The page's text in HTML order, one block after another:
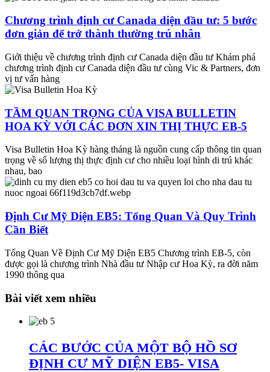
Chương trình định cư Canada diện đầu tư: 5 bước
đơn giản để trở thành thường trú nhân
Giới thiệu về chương trình định cư Canada diện đầu tư Khám phá
chương trình định cư Canada diện đầu tư cùng Vic & Partners, đơn
vị tư vấn hàng
TẦM QUAN TRỌNG CỦA VISA BULLETIN
HOA KỲ VỚI CÁC ĐƠN XIN THỊ THỰC EB-5
Visa Bulletin Hoa Kỳ hàng tháng là nguồn cung cấp thông tin quan
trọng về số lượng thị thực định cư cho nhiều loại hình di trú khác
nhau, bao
Định Cư Mỹ Diện EB5: Tổng Quan Và Quy Trình
Cần Biết
Tổng Quan Về Định Cư Mỹ Diện EB5 Chương trình EB-5, còn
được gọi là chương trình Nhà đầu tư Nhập cư Hoa Kỳ, ra đời năm
1990 thông qua
Bài viết xem nhiều
CÁC BƯỚC CỦA MỘT BỘ HỒ SƠ
ĐỊNH CƯ MỸ DIỆN EB5- VISA